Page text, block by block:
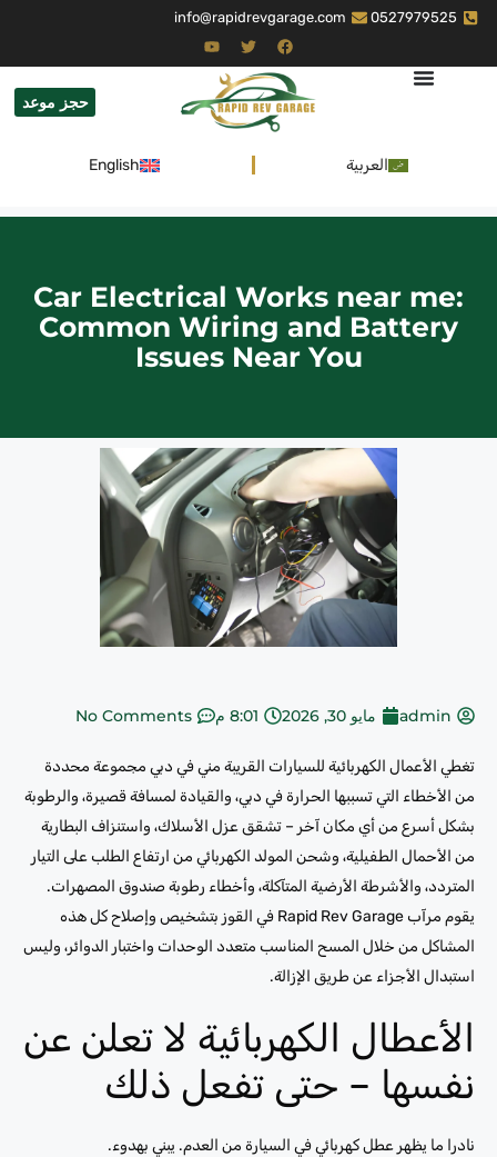
0527979525
info@rapidrevgarage.com
حجز موعد
العربية English
Car Electrical Works near me:
Common Wiring and Battery
Issues Near You
admin مايو 30, 2026 8:01 م No Comments
تغطي الأعمال الكهربائية للسيارات القريبة مني في دبي مجموعة محددة
من الأخطاء التي تسببها الحرارة في دبي، والقيادة لمسافة قصيرة، والرطوبة
بشكل أسرع من أي مكان آخر – تشقق عزل الأسلاك، واستنزاف البطارية
من الأحمال الطفيلية، وشحن المولد الكهربائي من ارتفاع الطلب على التيار
المتردد، والأشرطة الأرضية المتآكلة، وأخطاء رطوبة صندوق المصهرات.
يقوم مرآب Rapid Rev Garage في القوز بتشخيص وإصلاح كل هذه
المشاكل من خلال المسح المناسب متعدد الوحدات واختبار الدوائر، وليس
استبدال الأجزاء عن طريق الإزالة.
الأعطال الكهربائية لا تعلن عن
نفسها – حتى تفعل ذلك
نادرا ما يظهر عطل كهربائي في السيارة من العدم. يبني بهدوء.